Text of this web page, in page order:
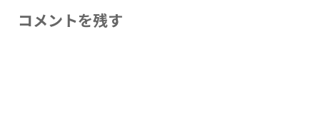
コメントを残す